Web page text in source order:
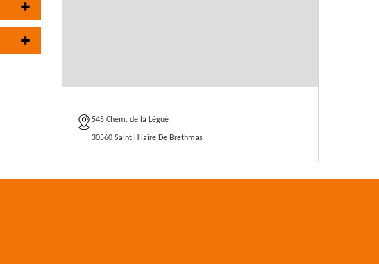
545 Chem. de la Légué
30560 Saint Hilaire De Brethmas